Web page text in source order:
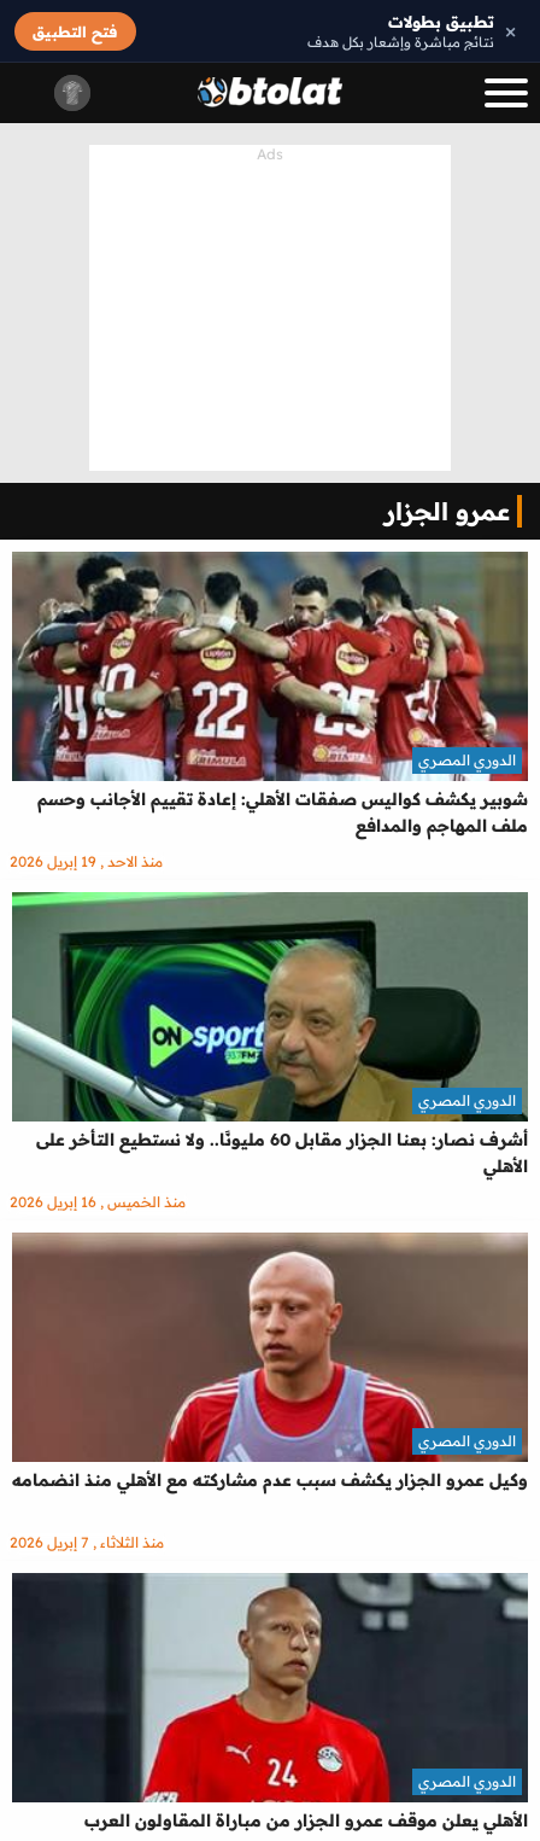
× تطبيق بطولات
نتائج مباشرة وإشعار بكل هدف
فتح التطبيق
عمرو الجزار
شوبير يكشف كواليس صفقات الأهلي: إعادة تقييم الأجانب وحسم
ملف المهاجم والمدافع
الدوري المصري
منذ الاحد , 19 إبريل 2026
أشرف نصار: بعنا الجزار مقابل 60 مليونًا.. ولا نستطيع التأخر على
الأهلي
الدوري المصري
منذ الخميس , 16 إبريل 2026
وكيل عمرو الجزار يكشف سبب عدم مشاركته مع الأهلي منذ انضمامه
الدوري المصري
منذ الثلاثاء , 7 إبريل 2026
الأهلي يعلن موقف عمرو الجزار من مباراة المقاولون العرب
الدوري المصري